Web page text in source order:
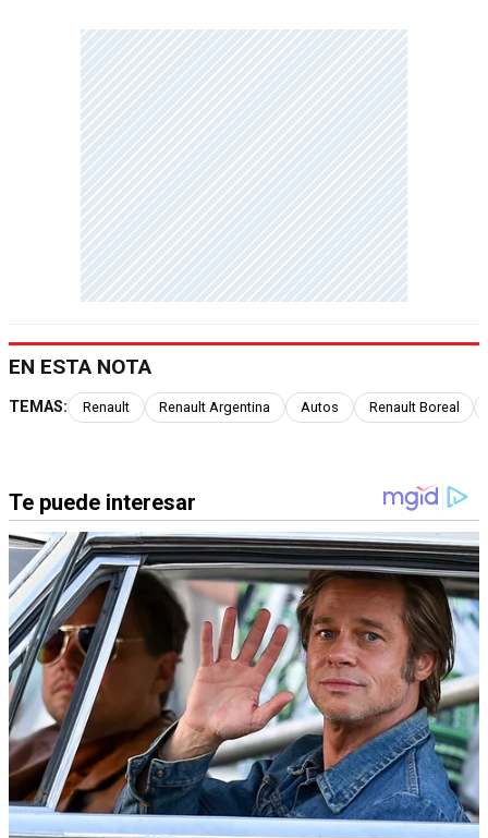
EN ESTA NOTA
TEMAS: Renault Renault Argentina Autos Renault Boreal